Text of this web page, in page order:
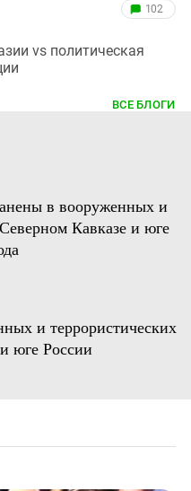
102
vs политическая
ВСЕ БЛОГИ
в вооруженных и
Кавказе и юге
и террористических
юге России